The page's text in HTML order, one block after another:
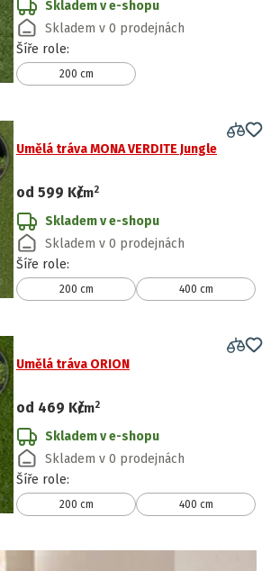
Skladem v e-shopu
Skladem v 0 prodejnách
Šíře role:
200 cm
Umělá tráva MONA VERDITE Jungle
od 599 Kč
/m2
Skladem v e-shopu
Skladem v 0 prodejnách
Šíře role:
200 cm 400 cm
Umělá tráva ORION
od 469 Kč
/m2
Skladem v e-shopu
Skladem v 0 prodejnách
Šíře role:
200 cm 400 cm